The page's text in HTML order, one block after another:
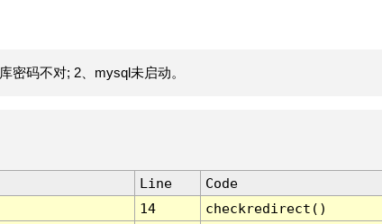
密码不对; 2、mysql未启动。
Line
Code
14
checkredirect()